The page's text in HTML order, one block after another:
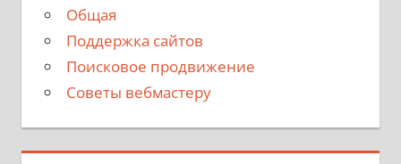
Общая
Поддержка сайтов
Поисковое продвижение
Советы вебмастеру